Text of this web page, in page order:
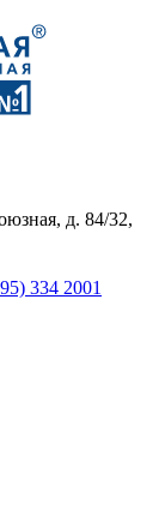
д. 84/32,
334 2001